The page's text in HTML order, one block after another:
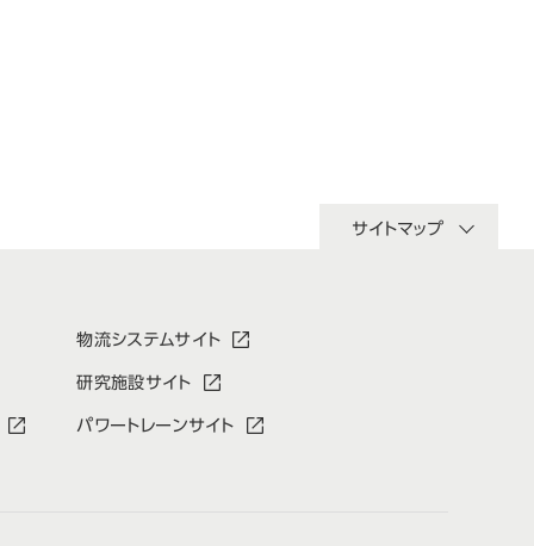
サイトマップ
物流システムサイト
研究施設サイト
パワートレーンサイト